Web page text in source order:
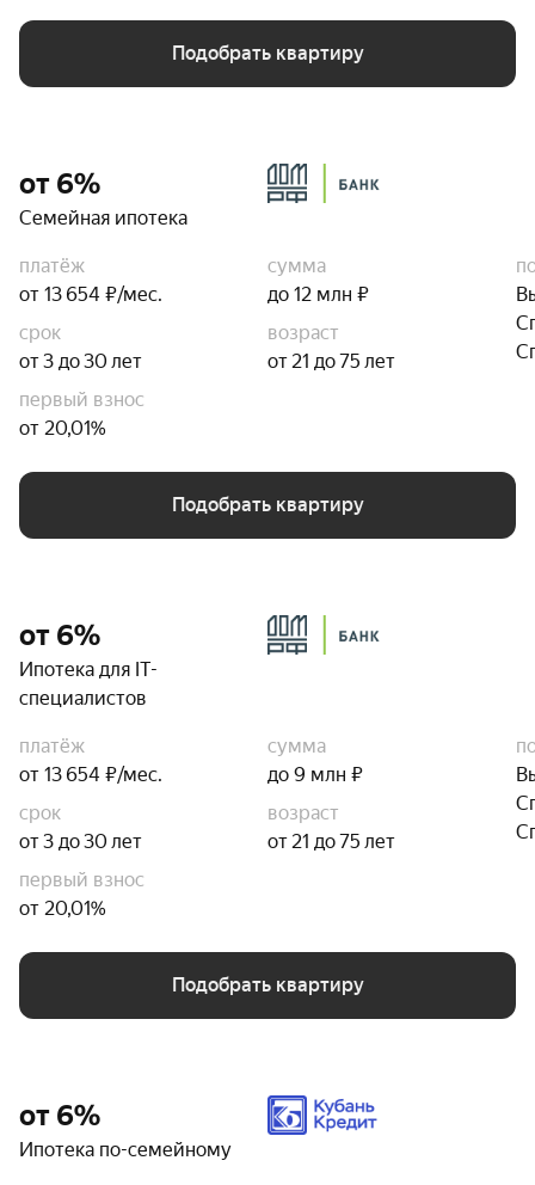
Подобрать квартиру
от 6%
Семейная ипотека
платёж
от 13 654 ₽/мес.
сумма
до 12 млн ₽
срок
от 3 до 30 лет
возраст
от 21 до 75 лет
первый взнос
от 20,01%
Подобрать квартиру
от 6%
Ипотека для IT-
специалистов
платёж
от 13 654 ₽/мес.
сумма
до 9 млн ₽
срок
от 3 до 30 лет
возраст
от 21 до 75 лет
первый взнос
от 20,01%
Подобрать квартиру
от 6%
Ипотека по-семейному